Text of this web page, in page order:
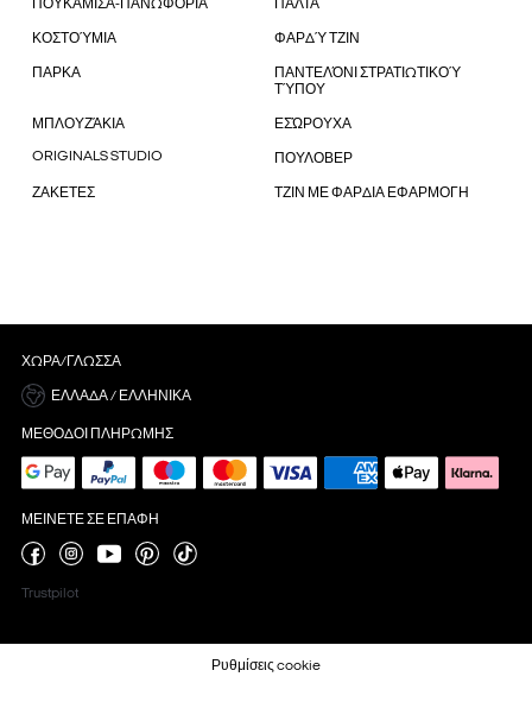
ΠΟΥΚΑΜΙΣΑ-ΠΑΝΩΦΟΡΙΑ ΠΑΛΤΑ
ΚΟΣΤΟΎΜΙΑ ΦΑΡΔΎ ΤΖΙΝ
ΠΑΡΚΑ
ΠΑΝΤΕΛΌΝΙ ΣΤΡΑΤΙΩΤΙΚΟΎ
ΤΎΠΟΥ
ΜΠΛΟΥΖΆΚΙΑ ΕΣΏΡΟΥΧΑ
ORIGINALS STUDIO ΠΟΥΛΟΒΕΡ
ΖΑΚΕΤΕΣ ΤΖΙΝ ΜΕ ΦΑΡΔΙΑ ΕΦΑΡΜΟΓΗ
ΧΏΡΑ/ΓΛΏΣΣΑ
ΕΛΛΆΔΑ / ΕΛΛΗΝΙΚΆ
ΜΈΘΟΔΟΙ ΠΛΗΡΩΜΉΣ
ΜΕΊΝΕΤΕ ΣΕ ΕΠΑΦΉ
Trustpilot
Ρυθμίσεις cookie